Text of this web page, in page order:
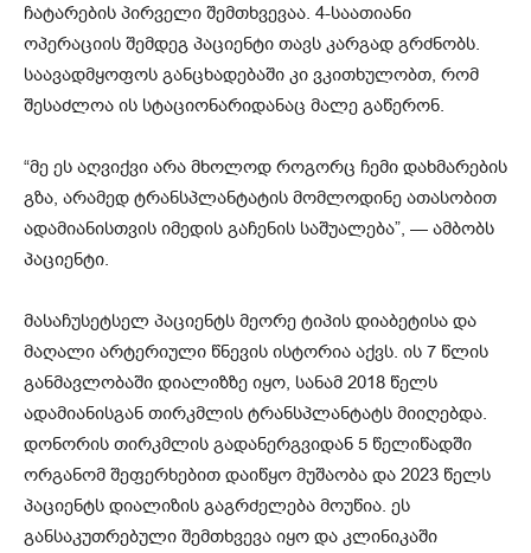
ჩატარების პირველი შემთხვევაა. 4-საათიანი
ოპერაციის შემდეგ პაციენტი თავს კარგად გრძნობს.
საავადმყოფოს განცხადებაში კი ვკითხულობთ, რომ
შესაძლოა ის სტაციონარიდანაც მალე გაწერონ.
“მე ეს აღვიქვი არა მხოლოდ როგორც ჩემი დახმარების
გზა, არამედ ტრანსპლანტატის მომლოდინე ათასობით
ადამიანისთვის იმედის გაჩენის საშუალება”, — ამბობს
პაციენტი.
მასაჩუსეტსელ პაციენტს მეორე ტიპის დიაბეტისა და
მაღალი არტერიული წნევის ისტორია აქვს. ის 7 წლის
განმავლობაში დიალიზზე იყო, სანამ 2018 წელს
ადამიანისგან თირკმლის ტრანსპლანტატს მიიღებდა.
დონორის თირკმლის გადანერგვიდან 5 წელიწადში
ორგანომ შეფერხებით დაიწყო მუშაობა და 2023 წელს
პაციენტს დიალიზის გაგრძელება მოუწია. ეს
განსაკუთრებული შემთხვევა იყო და კლინიკაში